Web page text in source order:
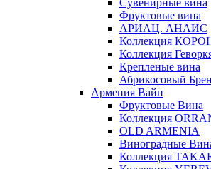
Сувенирные вина
Фруктовые вина
АРИАЦ. АНАИС
Коллекция
Коллекция
Крепленые вина
Абрикосовый
Армения Вайн
Фруктовые Вина
Коллекция
OLD ARMENIA
Виноградные
Коллекция